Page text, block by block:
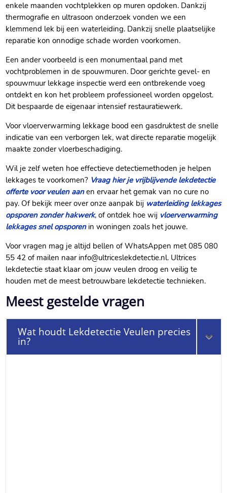
enkele maanden vochtplekken op muren opdoken. Dankzij
thermografie en ultrasoon onderzoek vonden we een
klemmend lek bij een waterleiding. Dankzij snelle plaatselijke
reparatie kon onnodige schade worden voorkomen.
Een ander voorbeeld is een monumentaal pand met
vochtproblemen in de spouwmuren. Door gerichte gevel- en
spouwmuur lekkage inspectie werd een ontbrekende voeg
ontdekt en kon het probleem professioneel worden opgelost.
Dit bespaarde de eigenaar intensief restauratiewerk.
Voor vloerverwarming lekkage bood een gasdruktest de snelle
indicatie van een verborgen lek, wat directe reparatie mogelijk
maakte zonder vloerbeschadiging.
Wil je zelf weten hoe effectieve detectiemethoden je helpen
lekkages te voorkomen? Vraag hier je vrijblijvende lekdetectie
offerte voor veulen aanen ervaar het gemak van no cure no
pay. Of bekijk meer over onze aanpak bij waterleiding lekkages
opsporen zonder hakwerk, of ontdek hoe wij vloerverwarming
lekkages snel opsporenin woningen zoals het jouwe.
Voor vragen mag je altijd bellen of WhatsAppen met 085 080
55 42 of mailen naar info@ultriceslekdetectie.nl. Ultrices
lekdetectie staat klaar om jouw veulen droog en veilig te
houden met de meest betrouwbare lekdetectie technieken.
Meest gestelde vragen
Wat houdt Lekdetectie Veulen precies
in?